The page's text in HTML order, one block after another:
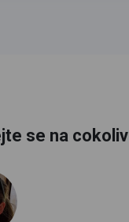
se na cokoliv